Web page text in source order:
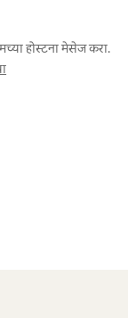
होस्टना मेसेज करा.